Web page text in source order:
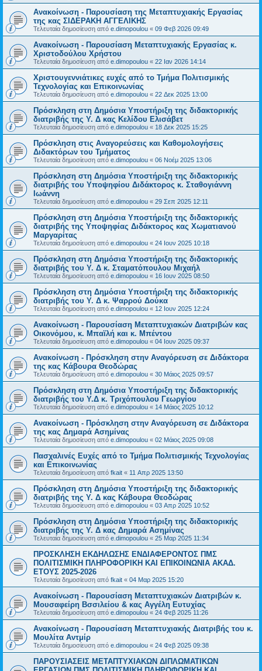
Ανακοίνωση - Παρουσίαση της Μεταπτυχιακής Εργασίας
της κας ΣΙΔΕΡΑΚΗ ΑΓΓΕΛΙΚΗΣ
Τελευταία δημοσίευση από e.dimopoulou « 09 Φεβ 2026 09:49
Ανακοίνωση - Παρουσίαση Μεταπτυχιακής Εργασίας κ.
Χριστοδούλου Χρήστου
Τελευταία δημοσίευση από e.dimopoulou « 22 Ιαν 2026 14:14
Χριστουγεννιάτικες ευχές από το Τμήμα Πολιτισμικής
Τεχνολογίας και Επικοινωνίας
Τελευταία δημοσίευση από e.dimopoulou « 22 Δεκ 2025 13:00
Πρόσκληση στη Δημόσια Υποστήριξη της διδακτορικής
διατριβής της Υ. Δ κας Κελίδου Ελισάβετ
Τελευταία δημοσίευση από e.dimopoulou « 18 Δεκ 2025 15:25
Πρόσκληση στις Αναγορεύσεις και Καθομολογήσεις
Διδακτόρων του Τμήματος
Τελευταία δημοσίευση από e.dimopoulou « 06 Νοέμ 2025 13:06
Πρόσκληση στη Δημόσια Υποστήριξη της διδακτορικής
διατριβής του Υποψηφίου Διδάκτορος κ. Σταθογιάννη
Ιωάννη
Τελευταία δημοσίευση από e.dimopoulou « 29 Σεπ 2025 12:11
Πρόσκληση στη Δημόσια Υποστήριξη της διδακτορικής
διατριβής της Υποψηφίας Διδάκτορος κας Χωματιανού
Μαργαρίτας
Τελευταία δημοσίευση από e.dimopoulou « 24 Ιουν 2025 10:18
Πρόσκληση στη Δημόσια Υποστήριξη της διδακτορικής
διατριβής του Υ. Δ κ. Σταματόπουλου Μιχαήλ
Τελευταία δημοσίευση από e.dimopoulou « 16 Ιουν 2025 08:50
Πρόσκληση στη Δημόσια Υποστήριξη της διδακτορικής
διατριβής του Υ. Δ κ. Ψαρρού Δούκα
Τελευταία δημοσίευση από e.dimopoulou « 12 Ιουν 2025 12:24
Ανακοίνωση - Παρουσίαση Μεταπτυχιακών Διατριβών κας
Οικονόμου, κ. Μπαϊλή και κ. Μπέντου
Τελευταία δημοσίευση από e.dimopoulou « 04 Ιουν 2025 09:37
Ανακοίνωση - Πρόσκληση στην Αναγόρευση σε Διδάκτορα
της κας Κάβουρα Θεοδώρας
Τελευταία δημοσίευση από e.dimopoulou « 30 Μάιος 2025 09:57
Πρόσκληση στη Δημόσια Υποστήριξη της διδακτορικής
διατριβής του Υ.Δ κ. Τριχόπουλου Γεωργίου
Τελευταία δημοσίευση από e.dimopoulou « 14 Μάιος 2025 10:12
Ανακοίνωση - Πρόσκληση στην Αναγόρευση σε Διδάκτορα
της κας Δημαρά Ασημίνας
Τελευταία δημοσίευση από e.dimopoulou « 02 Μάιος 2025 09:08
Πασχαλινές Ευχές από το Τμήμα Πολιτισμικής Τεχνολογίας
και Επικοινωνίας
Τελευταία δημοσίευση από fkait « 11 Απρ 2025 13:50
Πρόσκληση στη Δημόσια Υποστήριξη της διδακτορικής
διατριβής της Υ. Δ κας Κάβουρα Θεοδώρας
Τελευταία δημοσίευση από e.dimopoulou « 03 Απρ 2025 10:52
Πρόσκληση στη Δημόσια Υποστήριξη της διδακτορικής
διατριβής της Υ. Δ κας Δημαρά Ασημίνας
Τελευταία δημοσίευση από e.dimopoulou « 25 Μαρ 2025 11:34
ΠΡΟΣΚΛΗΣΗ ΕΚΔΗΛΩΣΗΣ ΕΝΔΙΑΦΕΡΟΝΤΟΣ ΠΜΣ
ΠΟΛΙΤΙΣΜΙΚΗ ΠΛΗΡΟΦΟΡΙΚΗ ΚΑΙ ΕΠΙΚΟΙΝΩΝΙΑ ΑΚΑΔ.
ΕΤΟΥΣ 2025-2026
Τελευταία δημοσίευση από fkait « 04 Μαρ 2025 15:20
Ανακοίνωση - Παρουσίαση Μεταπτυχιακών Διατριβών κ.
Μουσαφείρη Βσσιλείου & κας Αγγέλη Ευτυχίας
Τελευταία δημοσίευση από e.dimopoulou « 24 Φεβ 2025 11:26
Ανακοίνωση - Παρουσίαση Μεταπτυχιακής Διατριβής του κ.
Μουλίτα Αντμίρ
Τελευταία δημοσίευση από e.dimopoulou « 24 Φεβ 2025 09:38
ΠΑΡΟΥΣΙΑΣΕΙΣ ΜΕΤΑΠΤΥΧΙΑΚΩΝ ΔΙΠΛΩΜΑΤΙΚΩΝ